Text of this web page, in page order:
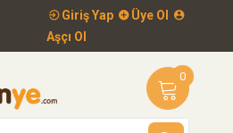
Giriş Yap
Üye Ol
Aşçı Ol
0